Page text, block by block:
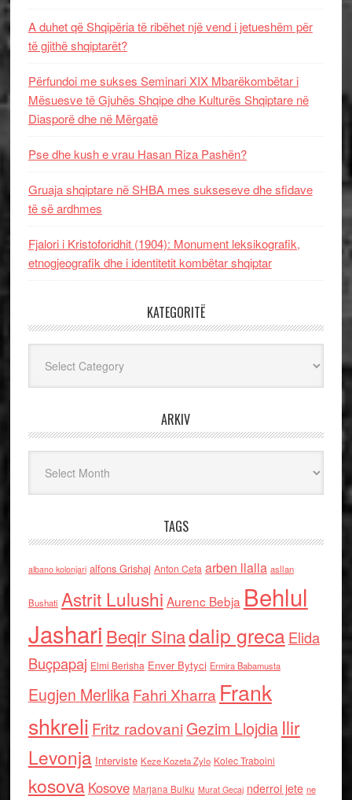
A duhet që Shqipëria të ribëhet një vend i jetueshëm për
të gjithë shqiptarët?
Përfundoi me sukses Seminari XIX Mbarëkombëtar i
Mësuesve të Gjuhës Shqipe dhe Kulturës Shqiptare në
Diasporë dhe në Mërgatë
Pse dhe kush e vrau Hasan Riza Pashën?
Gruaja shqiptare në SHBA mes sukseseve dhe sfidave
të së ardhmes
Fjalori i Kristoforidhit (1904): Monument leksikografik,
etnogjeografik dhe i identitetit kombëtar shqiptar
KATEGORITË
ARKIV
TAGS
albano kolonjari alfons Grishaj Anton Cefa arben llalla asllan
Bushati Astrit Lulushi Aurenc Bebja Behlul
Jashari Beqir Sinadalip grecaElida
Buçpapaj Elmi Berisha Enver Bytyci Ermira Babamusta
Eugjen MerlikaFahri Xharra Frank
shkreli Fritz radovaniGezim Llojdia Ilir
Levonja Interviste Keze Kozeta Zylo Kolec Traboini
kosova Kosove Marjana Bulku Murat Gecaj nderroi jete ne